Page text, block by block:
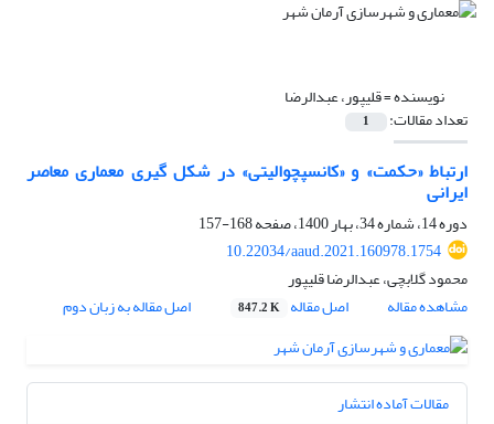
نویسنده =قلیپور، عبدالرضا
تعداد مقالات: 1
ارتباط «حکمت» و «کانسپچوالیتی» در شکل گیری معماری معاصر
ایرانی
دوره 14، شماره 34، بهار 1400، صفحه
168-157
10.22034/aaud.2021.160978.1754
محمود گلابچی، عبدالرضا قلیپور
مشاهده مقاله
اصل مقاله 847.2 K اصل مقاله به زبان دوم
مقالات آماده انتشار